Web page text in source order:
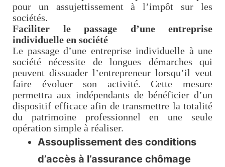
pour un assujettissement à l’impôt sur les
sociétés.
Faciliter le passage d’une entreprise
individuelle en société
Le passage d’une entreprise individuelle à une
société nécessite de longues démarches qui
peuvent dissuader l’entrepreneur lorsqu’il veut
faire évoluer son activité. Cette mesure
permettra aux indépendants de bénéficier d’un
dispositif efficace afin de transmettre la totalité
du patrimoine professionnel en une seule
opération simple à réaliser.
Assouplissement des conditions
d’accès à l’assurance chômage